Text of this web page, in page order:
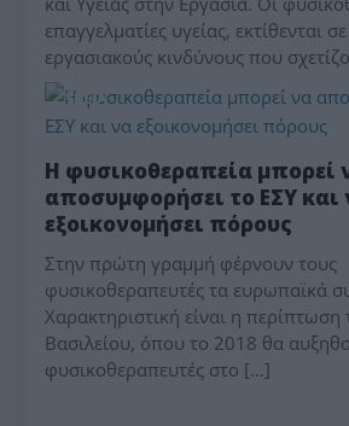
επαγγελματίες υγείας, εκτίθενται
εργασιακούς κινδύνους που
ΥΓΕΙΑ
Η φυσικοθεραπεία μπορεί
αποσυμφορήσει το ΕΣΥ και
εξοικονομήσει πόρους
Στην πρώτη γραμμή φέρνουν τους
φυσικοθεραπευτές τα ευρωπαϊκά
Χαρακτηριστική είναι η
Βασιλείου, όπου το 2018 θα
φυσικοθεραπευτές στο […]